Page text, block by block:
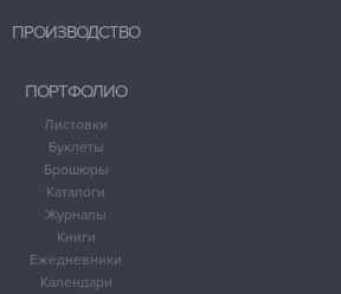
ПРОИЗВОДСТВО
ПОРТФОЛИО
Листовки
Буклеты
Брошюры
Каталоги
Журналы
Книги
Ежедневники
Календари